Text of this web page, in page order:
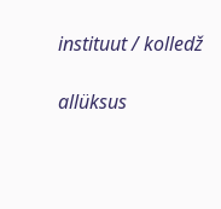
instituut / kolledž
allüksus